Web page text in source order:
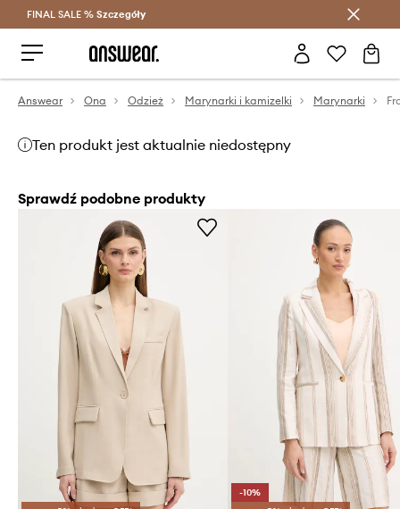
Oszczędzaj z Answear Club >
FINAL SALE % Szczegóły
Answear Ona Odzież Marynarki i kamizelki Marynarki
Ten produkt jest aktualnie niedostępny
Sprawdź podobne produkty
-10%